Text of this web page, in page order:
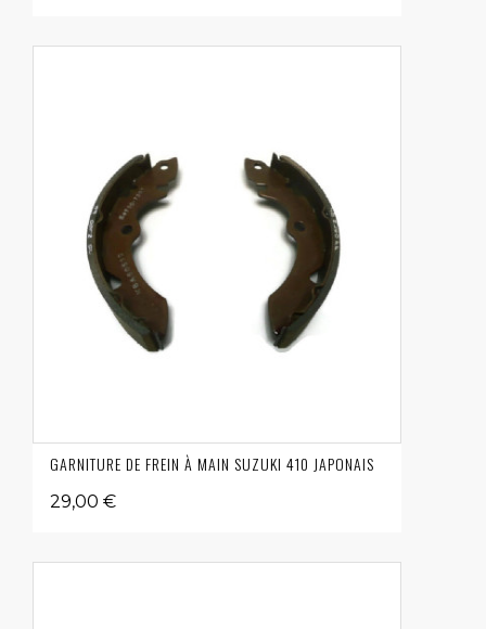
GARNITURE DE FREIN À MAIN SUZUKI 410 JAPONAIS
29,00 €